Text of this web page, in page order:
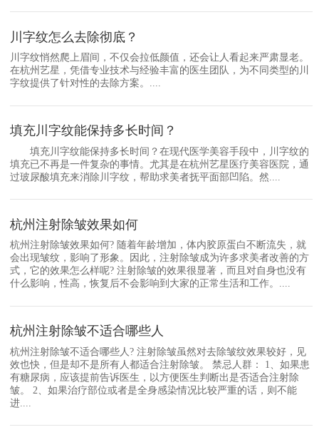
川字纹怎么去除彻底？
川字纹悄然爬上眉间，不仅会拉低颜值，还会让人看起来严肃显老。
在杭州艺星，凭借专业技术与经验丰富的医生团队，为不同类型的川
字纹提供了针对性的去除方案。....
填充川字纹能保持多长时间？
填充川字纹能保持多长时间？在现代医学美容手段中，川字纹的
填充已不再是一件复杂的事情。尤其是在杭州艺星医疗美容医院，通
过玻尿酸填充来消除川字纹，帮助求美者抚平面部凹陷。然....
杭州注射除皱效果如何
杭州注射除皱效果如何? 随着年龄增加，体内胶原蛋白不断流失，就
会出现皱纹，影响了形象。因此，注射除皱成为许多求美者改善的方
式，它的效果怎么样呢? 注射除皱的效果很显著，而且对自身也没有
什么影响，性高，恢复后不会影响到大家的正常生活和工作。....
杭州注射除皱不适合哪些人
杭州注射除皱不适合哪些人? 注射除皱虽然对去除皱纹效果较好，见
效也快，但是却不是所有人都适合注射除皱。 禁忌人群： 1、如果患
有糖尿病，应该提前告诉医生，以方便医生判断出是否适合注射除
皱。 2、如果治疗部位或者是全身感染情况比较严重的话，则不能
进....